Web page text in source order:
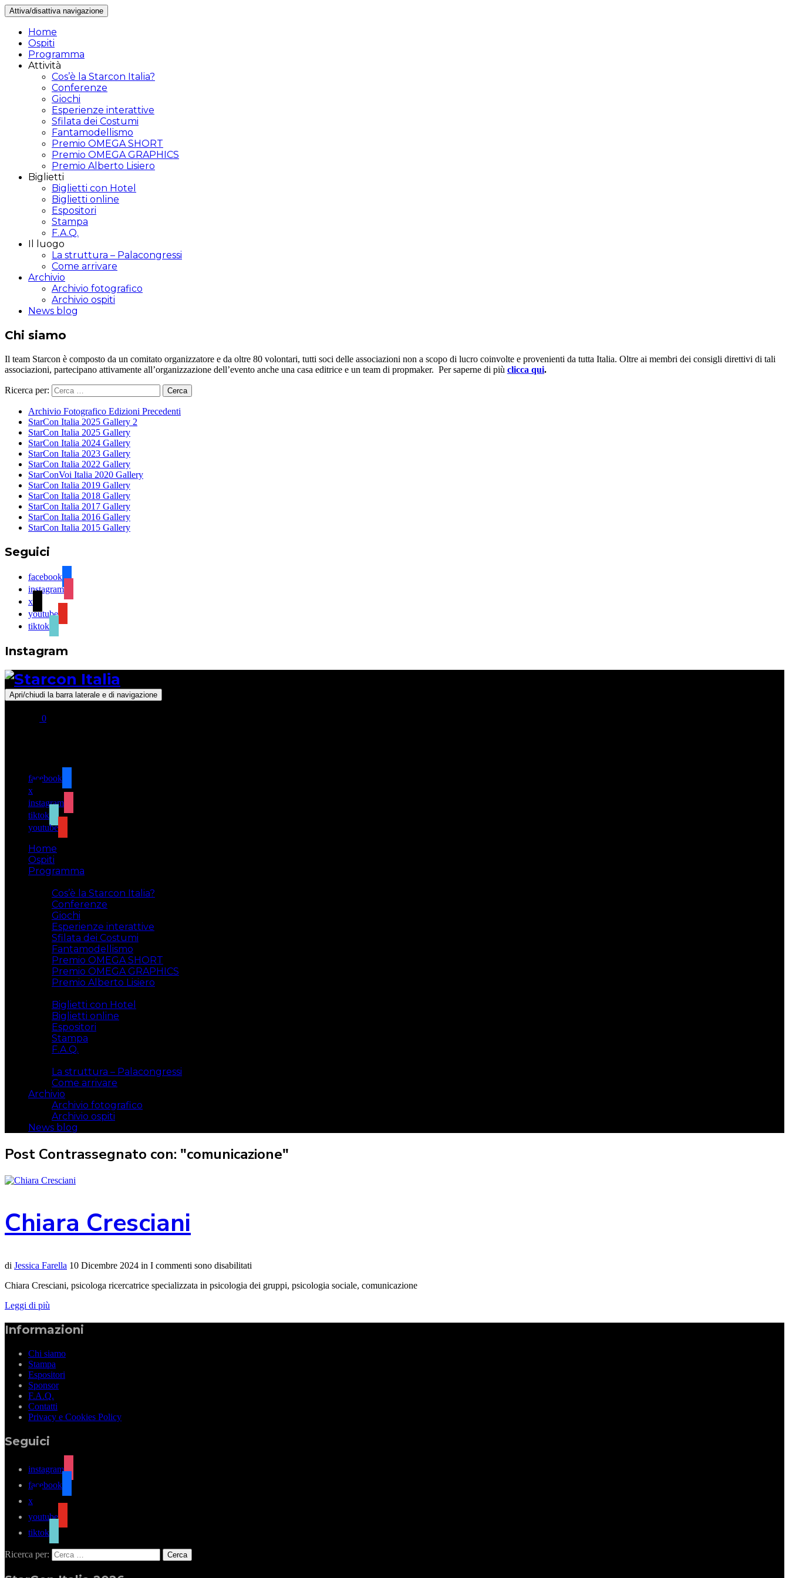
Attiva/disattiva navigazione
Home
Ospiti
Programma
Attività
Cos’è la Starcon Italia?
Conferenze
Giochi
Esperienze interattive
Sfilata dei Costumi
Fantamodellismo
Premio OMEGA SHORT
Premio OMEGA GRAPHICS
Premio Alberto Lisiero
Biglietti
Biglietti con Hotel
Biglietti online
Espositori
Stampa
F.A.Q.
Il luogo
La struttura – Palacongressi
Come arrivare
Archivio
Archivio fotografico
Archivio ospiti
News blog
Chi siamo
Il team Starcon è composto da un comitato organizzatore e da oltre 80 volontari, tutti soci delle associazioni non a scopo di lucro coinvolte e provenienti da tutta Italia. Oltre ai membri dei consigli direttivi di tali
associazioni, partecipano attivamente all’organizzazione dell’evento anche una casa editrice e un team di propmaker. Per saperne di più clicca qui.
Ricerca per:
Archivio Fotografico Edizioni Precedenti
StarCon Italia 2025 Gallery 2
StarCon Italia 2025 Gallery
StarCon Italia 2024 Gallery
StarCon Italia 2023 Gallery
StarCon Italia 2022 Gallery
StarConVoi Italia 2020 Gallery
StarCon Italia 2019 Gallery
StarCon Italia 2018 Gallery
StarCon Italia 2017 Gallery
StarCon Italia 2016 Gallery
StarCon Italia 2015 Gallery
Seguici
facebook
instagram
x
youtube
tiktok
Instagram
Apri/chiudi la barra laterale e di navigazione
0
facebook
x
instagram
tiktok
youtube
Home
Ospiti
Programma
Cos’è la Starcon Italia?
Conferenze
Giochi
Esperienze interattive
Sfilata dei Costumi
Fantamodellismo
Premio OMEGA SHORT
Premio OMEGA GRAPHICS
Premio Alberto Lisiero
Biglietti con Hotel
Biglietti online
Espositori
Stampa
F.A.Q.
La struttura – Palacongressi
Come arrivare
Archivio
Archivio fotografico
Archivio ospiti
News blog
Post Contrassegnato con: "comunicazione"
Chiara Cresciani
di Jessica Farella 10 Dicembre 2024 in I commenti sono disabilitati
Chiara Cresciani, psicologa ricercatrice specializzata in psicologia dei gruppi, psicologia sociale, comunicazione
Leggi di più
Informazioni
Chi siamo
Stampa
Espositori
Sponsor
F.A.Q.
Contatti
Privacy e Cookies Policy
Seguici
instagram
facebook
x
youtube
tiktok
Ricerca per: